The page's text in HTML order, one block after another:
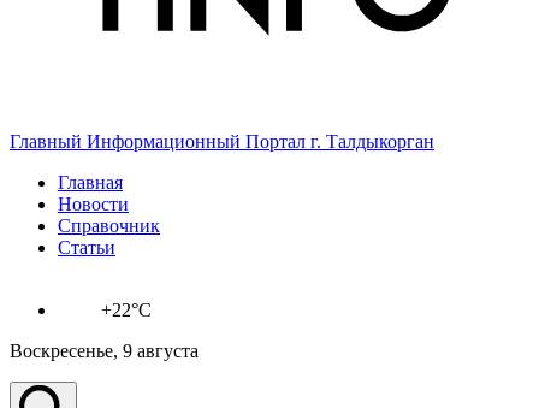
Главный Информационный Портал г. Талдыкорган
Главная
Новости
Справочник
Статьи
+22°C
Воскресенье, 9 августа